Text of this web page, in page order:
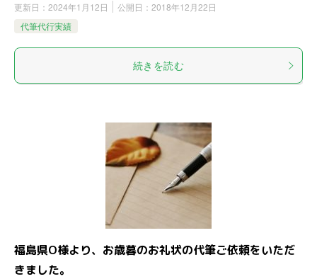
更新日： 2024年1月12日 公開日： 2018年12月22日
代筆代行実績
続きを読む
福島県O様より、お歳暮のお礼状の代筆ご依頼をいただ
きました。